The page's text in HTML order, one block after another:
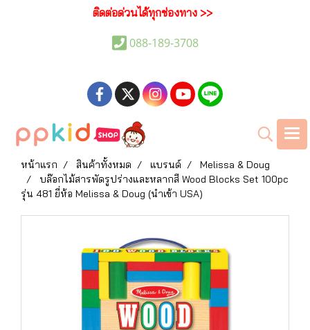
ติดต่อด่วนได้ทุกช่องทาง >>
088-189-3708
หน้าแรก สินค้าทั้งหมด แบรนด์
Melissa & Doug
บล๊อกไม้สารพัดรูปร่างและหลากสี Wood Blocks Set 100pc
รุ่น 481 ยี่ห้อ Melissa & Doug (นำเข้า USA)